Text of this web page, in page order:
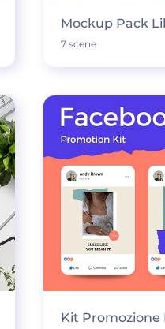
Mockup Pack
7 scene
Kit Promozione